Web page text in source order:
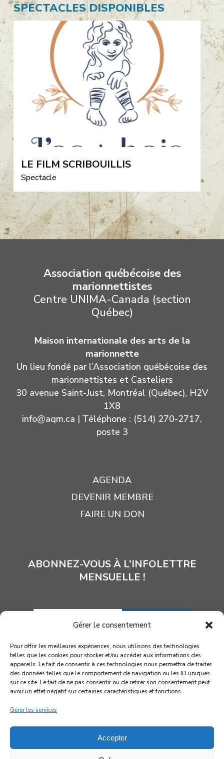
Gérer le consentement
Pour offrir les meilleures expériences, nous utilisons des technologies
telles que les cookies pour stocker et/ou accéder aux informations des
appareils. Le fait de consentir à ces technologies nous permettra de traiter
des données telles que le comportement de navigation ou les ID uniques
sur ce site. Le fait de ne pas consentir ou de retirer son consentement peut
avoir un effet négatif sur certaines caractéristiques et fonctions.
Gérer les services
Accepter
SPECTACLES DISPONIBLES
LE FILM SCRIBOUILLIS
Spectacle
Association québécoise des
marionnettistes
Centre UNIMA-Canada (section
Québec)
Maison internationale des arts de la
marionnette
Un lieu fondé par l’Association québécoise des
marionnettistes et Casteliers
30 avenue Saint-Just, Montréal (Québec), H2V
1X8
info@aqm.ca | Téléphone : (514) 270-2717,
poste 3
AGENDA
DEVENIR MEMBRE
FAIRE UN DON
ABONNEZ-VOUS À L’INFOLETTRE
MENSUELLE !
INSCRIPTION